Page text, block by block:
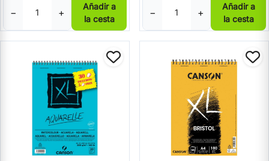
− +
Añadir a
la cesta
− +
Añadir a
la cesta